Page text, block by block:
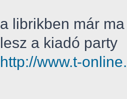
a librikben már
lesz a kiadó party
http://www.t-